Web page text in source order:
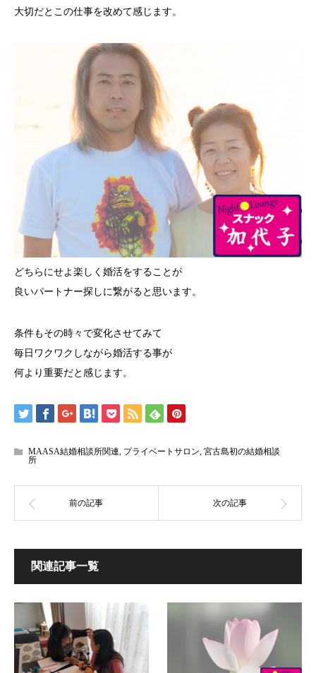
大切だとこの仕事を改めて感じます。
どちらにせよ楽しく婚活をすることが
良いパートナー探しに繋がると思います。
条件もその時々で変化させてみて
毎日ワクワクしながら婚活する事が
何より重要だと感じます。
MAASA結婚相談所関連, プライベートサロン, 宮古島初の結婚相談
所
関連記事一覧